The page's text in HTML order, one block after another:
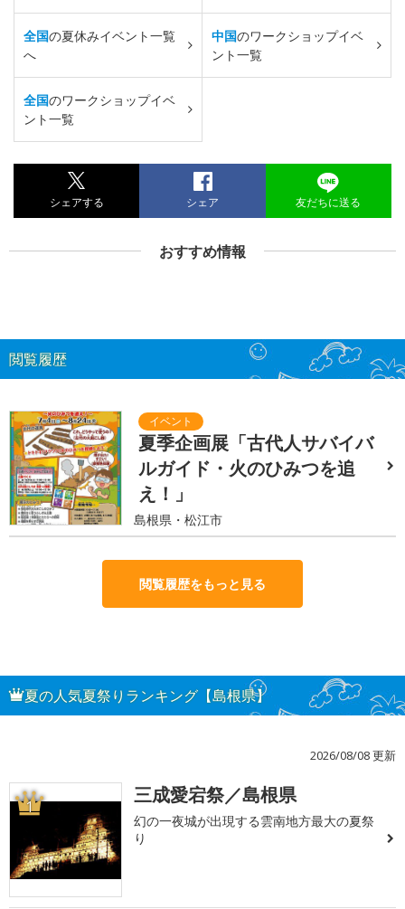
全国の夏休みイベント一覧
へ
中国のワークショップイベ
ント一覧
全国のワークショップイベ
ント一覧
シェアする シェア 友だちに送る
おすすめ情報
閲覧履歴
夏季企画展「古代人サバイバ
ルガイド・火のひみつを追
え！」
島根県・松江市
閲覧履歴をもっと見る
夏の人気夏祭りランキング【島根県】
2026/08/08 更新
1 三成愛宕祭／島根県
幻の一夜城が出現する雲南地方最大の夏祭
り